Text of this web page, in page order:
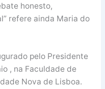
honesto,
refere ainda Maria do
pelo Presidente
, na Faculdade de
Nova de Lisboa.